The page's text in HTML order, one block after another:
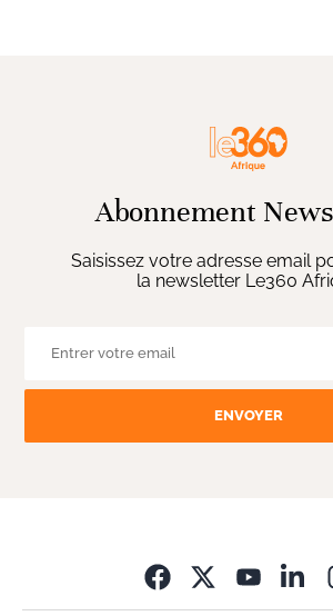
Abonnement
Saisissez votre adresse email
la newsletter Le360
ENVOYER